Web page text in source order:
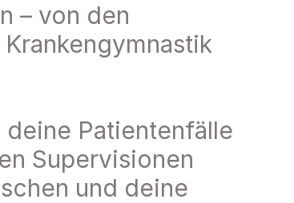
– von den
Patientenfälle
Supervisionen
und deine